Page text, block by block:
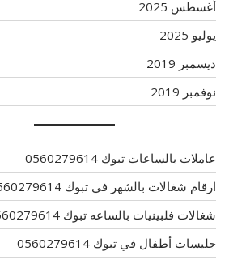
أغسطس 2025
يوليو 2025
ديسمبر 2019
نوفمبر 2019
عاملات بالساعات تبوك 0560279614
ارقام شغالات بالشهر في تبوك 0560279614
شغالات فلبينيات بالساعه تبوك 0560279614
جليسات أطفال في تبوك 0560279614